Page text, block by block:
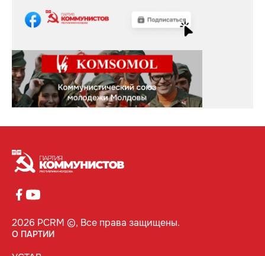
2026 PCRM ©, Все права защищены.
О ПАРТИИ